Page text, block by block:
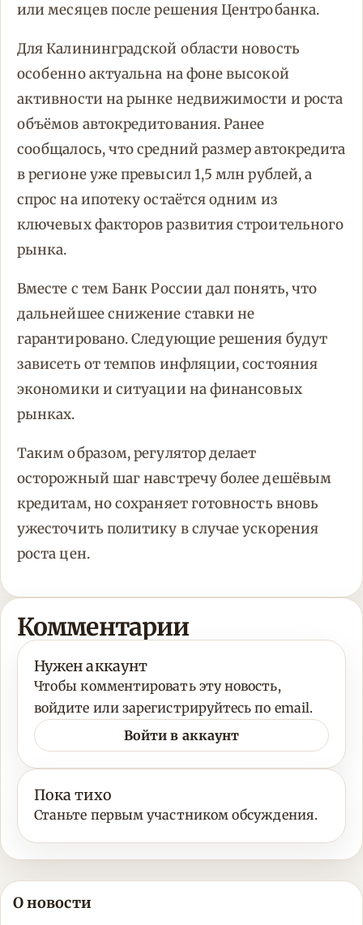
или месяцев после решения Центробанка.
Для Калининградской области новость
особенно актуальна на фоне высокой
активности на рынке недвижимости и роста
объёмов автокредитования. Ранее
сообщалось, что средний размер автокредита
в регионе уже превысил 1,5 млн рублей, а
спрос на ипотеку остаётся одним из
ключевых факторов развития строительного
рынка.
Вместе с тем Банк России дал понять, что
дальнейшее снижение ставки не
гарантировано. Следующие решения будут
зависеть от темпов инфляции, состояния
экономики и ситуации на финансовых
рынках.
Таким образом, регулятор делает
осторожный шаг навстречу более дешёвым
кредитам, но сохраняет готовность вновь
ужесточить политику в случае ускорения
роста цен.
Комментарии
Нужен аккаунт
Чтобы комментировать эту новость,
войдите или зарегистрируйтесь по email.
Войти в аккаунт
Пока тихо
Станьте первым участником обсуждения.
О новости